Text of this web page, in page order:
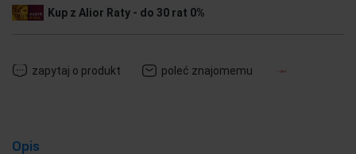
Kup z Alior Raty - do 30 rat 0%
zapytaj o produkt poleć znajomemu
Opis